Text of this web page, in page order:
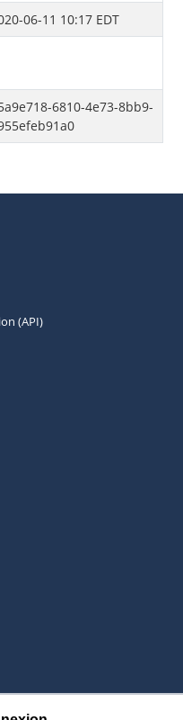
06-11 10:17 EDT
6810-4e73-8bb9-
(API)